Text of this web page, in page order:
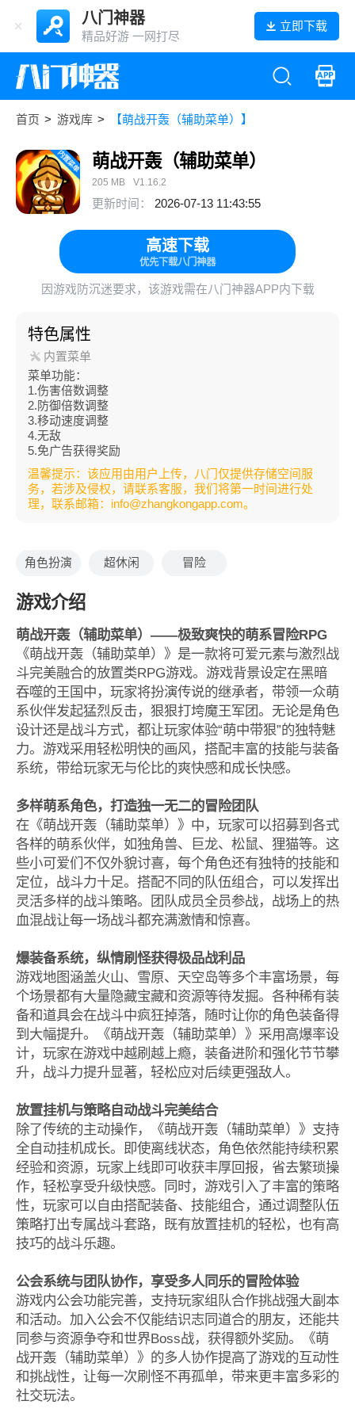
八门神器
精品好游 一网打尽
立即下载
首页 > 游戏库 > 【萌战开轰（辅助菜单）】
萌战开轰（辅助菜单）
205 MB V1.16.2
更新时间： 2026-07-13 11:43:55
高速下载
优先下载八门神器
因游戏防沉迷要求，该游戏需在八门神器APP内下载
特色属性
内置菜单
菜单功能：
1.伤害倍数调整
2.防御倍数调整
3.移动速度调整
4.无敌
5.免广告获得奖励
温馨提示：该应用由用户上传，八门仅提供存储空间服
务，若涉及侵权，请联系客服，我们将第一时间进行处
理，联系邮箱：info@zhangkongapp.com。
角色扮演 超休闲 冒险
游戏介绍
萌战开轰（辅助菜单）——极致爽快的萌系冒险RPG
《萌战开轰（辅助菜单）》是一款将可爱元素与激烈战
斗完美融合的放置类RPG游戏。游戏背景设定在黑暗
吞噬的王国中，玩家将扮演传说的继承者，带领一众萌
系伙伴发起猛烈反击，狠狠打垮魔王军团。无论是角色
设计还是战斗方式，都让玩家体验“萌中带狠”的独特魅
力。游戏采用轻松明快的画风，搭配丰富的技能与装备
系统，带给玩家无与伦比的爽快感和成长快感。
多样萌系角色，打造独一无二的冒险团队
在《萌战开轰（辅助菜单）》中，玩家可以招募到各式
各样的萌系伙伴，如独角兽、巨龙、松鼠、狸猫等。这
些小可爱们不仅外貌讨喜，每个角色还有独特的技能和
定位，战斗力十足。搭配不同的队伍组合，可以发挥出
灵活多样的战斗策略。团队成员全员参战，战场上的热
血混战让每一场战斗都充满激情和惊喜。
爆装备系统，纵情刷怪获得极品战利品
游戏地图涵盖火山、雪原、天空岛等多个丰富场景，每
个场景都有大量隐藏宝藏和资源等待发掘。各种稀有装
备和道具会在战斗中疯狂掉落，随时让你的角色装备得
到大幅提升。《萌战开轰（辅助菜单）》采用高爆率设
计，玩家在游戏中越刷越上瘾，装备进阶和强化节节攀
升，战斗力提升显著，轻松应对后续更强敌人。
放置挂机与策略自动战斗完美结合
除了传统的主动操作，《萌战开轰（辅助菜单）》支持
全自动挂机成长。即使离线状态，角色依然能持续积累
经验和资源，玩家上线即可收获丰厚回报，省去繁琐操
作，轻松享受升级快感。同时，游戏引入了丰富的策略
性，玩家可以自由搭配装备、技能组合，通过调整队伍
策略打出专属战斗套路，既有放置挂机的轻松，也有高
技巧的战斗乐趣。
公会系统与团队协作，享受多人同乐的冒险体验
游戏内公会功能完善，支持玩家组队合作挑战强大副本
和活动。加入公会不仅能结识志同道合的朋友，还能共
同参与资源争夺和世界Boss战，获得额外奖励。《萌
战开轰（辅助菜单）》的多人协作提高了游戏的互动性
和挑战性，让每一次刷怪不再孤单，带来更丰富多彩的
社交玩法。